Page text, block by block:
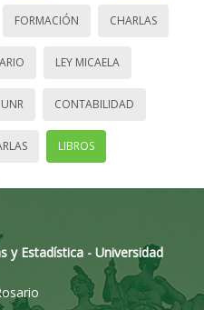
FORMACIÓN CHARLAS
LEY MICAELA
UNR CONTABILIDAD
LIBROS
y Estadística - Universidad